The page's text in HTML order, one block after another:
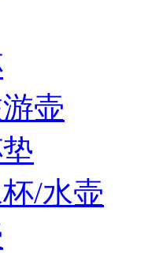
壶
/水壶